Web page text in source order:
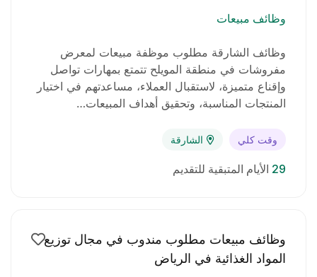
خبرة عملية مثبتة في نفس المجال أو مجال قريب.
معرفة جيدة بسوق مواد البناء والعملاء المحتملين.
مميزات الوظيفة:
بيئة عمل احترافية وداعمة.
دوام مستقر ضمن شركة راسخة في السوق.
وظائف مبيعات
وظائف الشارقة مطلوب موظفة مبيعات لمعرض
مفروشات في منطقة المويلح تتمتع بمهارات تواصل
وإقناع متميزة، لاستقبال العملاء، مساعدتهم في اختيار
المنتجات المناسبة، وتحقيق أهداف المبيعات…
وقت كلي الشارقة
29 الأيام المتبقية للتقديم
وظائف مبيعات مطلوب مندوب في مجال توزيع
المواد الغذائية في الرياض